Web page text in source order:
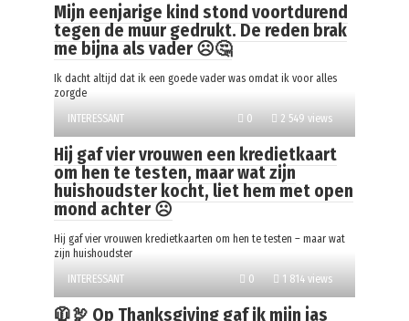
Mijn eenjarige kind stond voortdurend
tegen de muur gedrukt. De reden brak
me bijna als vader ☹️🤔
Ik dacht altijd dat ik een goede vader was omdat ik voor alles
zorgde
INTERESSANT
0 2 549 views
Hij gaf vier vrouwen een kredietkaart
om hen te testen, maar wat zijn
huishoudster kocht, liet hem met open
mond achter ☹️
Hij gaf vier vrouwen kredietkaarten om hen te testen – maar wat
zijn huishoudster
INTERESSANT
0 1 814 views
🧥🦃 Op Thanksgiving gaf ik mijn jas